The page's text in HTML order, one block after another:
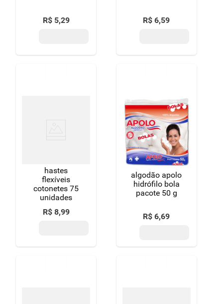
R$ 5,29 R$ 6,59
hastes
flexíveis
cotonetes 75
unidades
R$ 8,99
algodão apolo
hidrófilo bola
pacote 50 g
R$ 6,69